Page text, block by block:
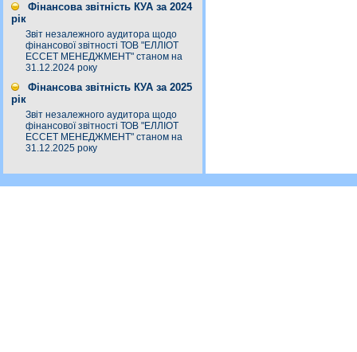
Фінансова звітність КУА за 2024
рік
Звіт незалежного аудитора щодо
фінансової звітності ТОВ "ЕЛЛІОТ
ЕССЕТ МЕНЕДЖМЕНТ" станом на
31.12.2024 року
Фінансова звітність КУА за 2025
рік
Звіт незалежного аудитора щодо
фінансової звітності ТОВ "ЕЛЛІОТ
ЕССЕТ МЕНЕДЖМЕНТ" станом на
31.12.2025 року